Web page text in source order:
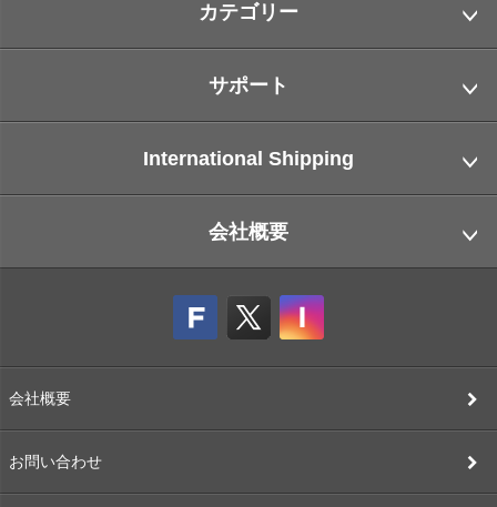
カテゴリー
サポート
International Shipping
会社概要
会社概要
お問い合わせ